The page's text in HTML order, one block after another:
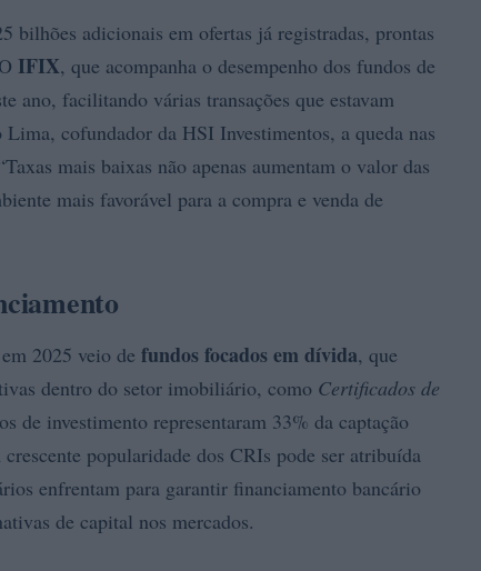
bilhões adicionais em ofertas já registradas, prontas
IFIX, que acompanha o desempenho dos fundos de
ano, facilitando várias transações que estavam
cofundador da HSI Investimentos, a queda nas
mais baixas não apenas aumentam o valor das
mais favorável para a compra e venda de
2025 veio de fundos focados em dívida, que
dentro do setor imobiliário, como Certificados de
de investimento representaram 33% da captação
popularidade dos CRIs pode ser atribuída
enfrentam para garantir financiamento bancário
de capital nos mercados.